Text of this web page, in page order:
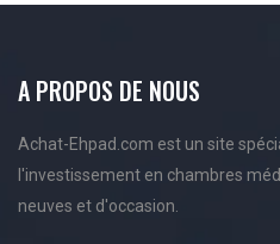
A PROPOS DE NOUS
Achat-Ehpad.com est un site
l'investissement en chambres
neuves et d'occasion.